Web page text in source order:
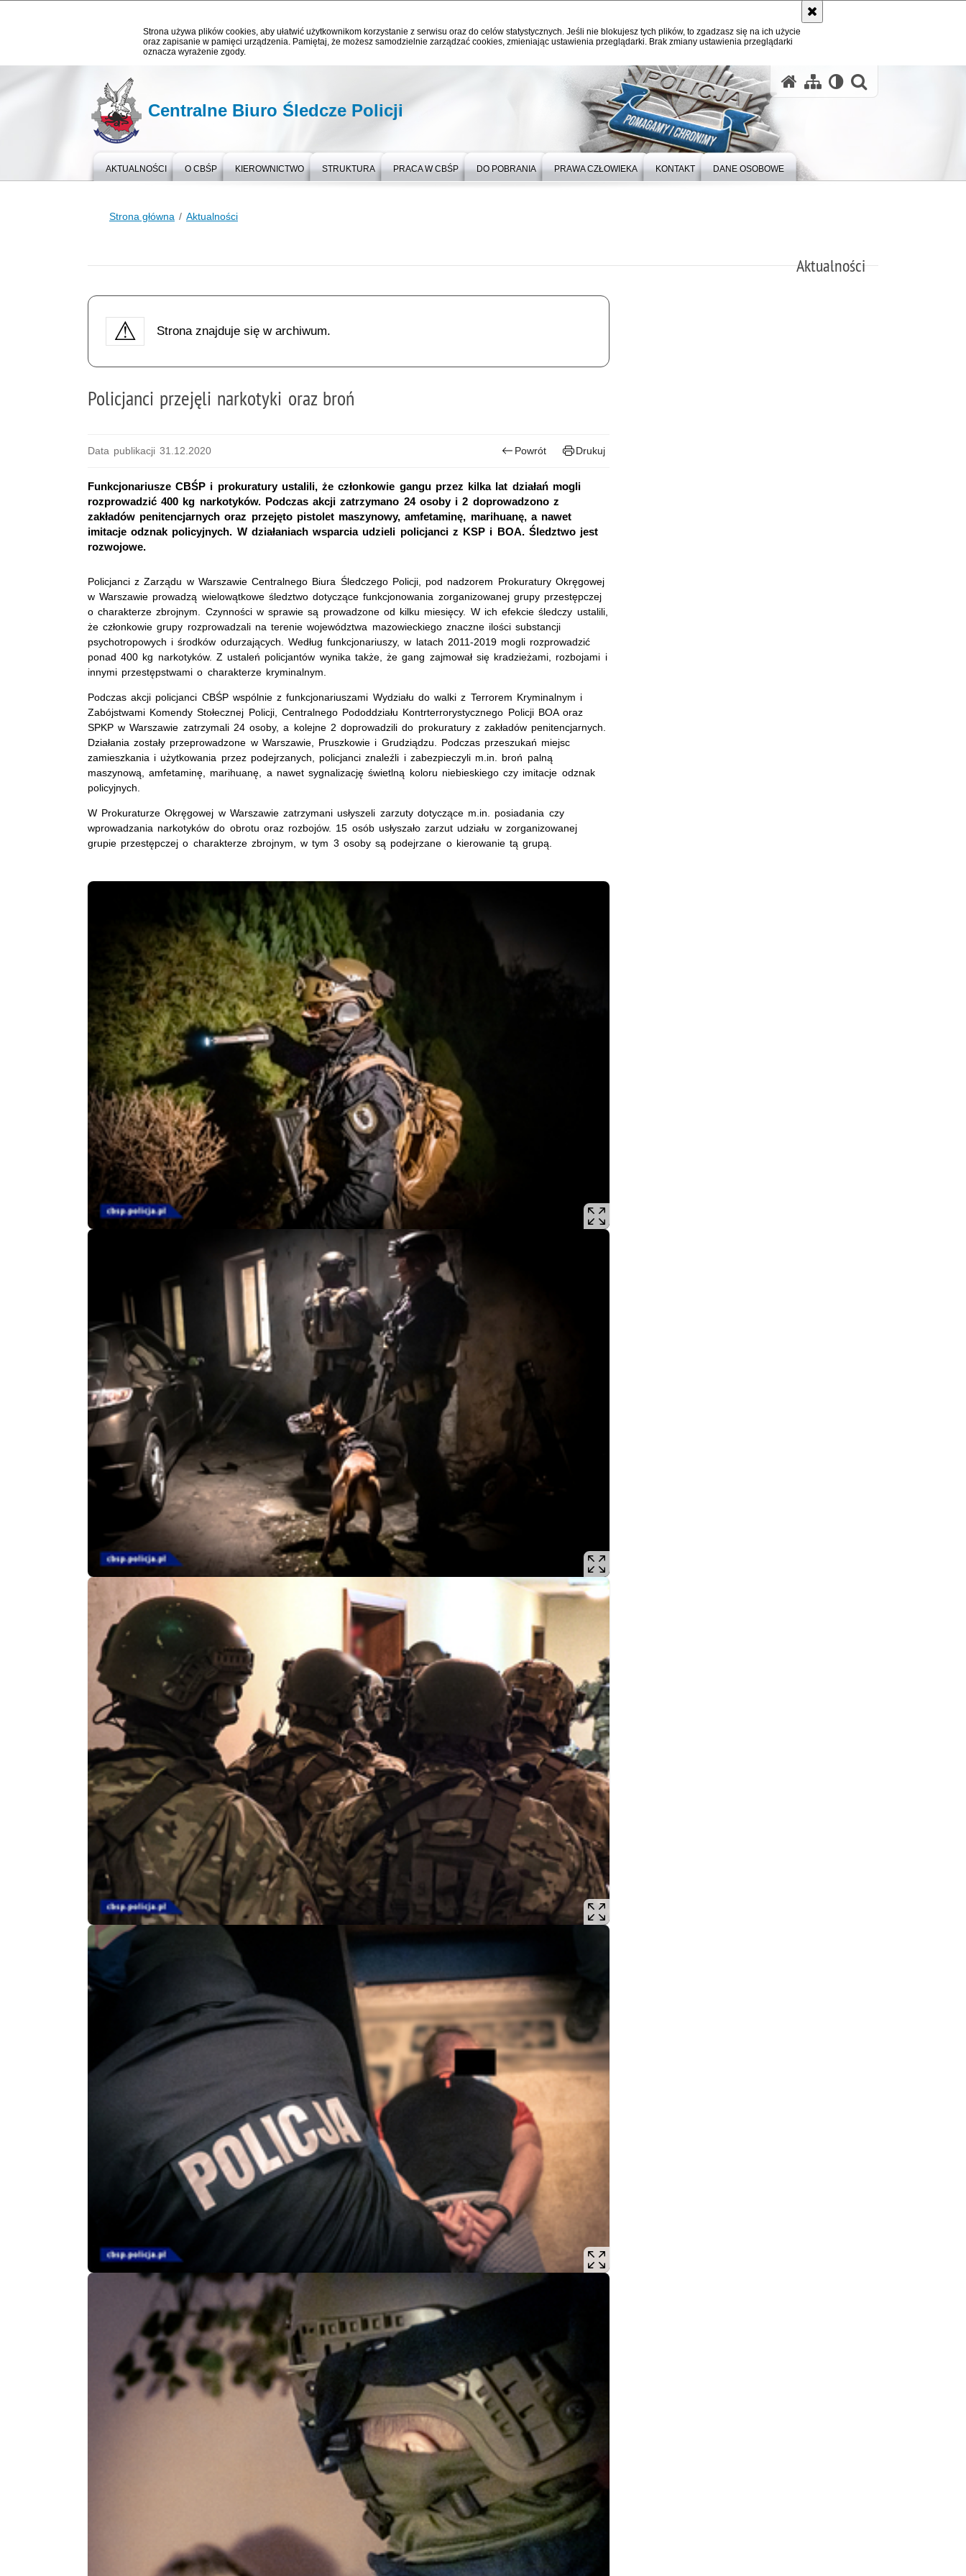
Strona używa plików cookies, aby ułatwić użytkownikom korzystanie z serwisu oraz do celów statystycznych. Jeśli nie blokujesz tych plików, to zgadzasz się na ich użycie
oraz zapisanie w pamięci urządzenia. Pamiętaj, że możesz samodzielnie zarządzać cookies, zmieniając ustawienia przeglądarki. Brak zmiany ustawienia przeglądarki
oznacza wyrażenie zgody.
Centralne Biuro Śledcze Policji
AKTUALNOŚCI O CBŚP KIEROWNICTWO STRUKTURA PRACA W CBŚP DO POBRANIA PRAWA CZŁOWIEKA KONTAKT DANE OSOBOWE
Strona główna Aktualności
Aktualności
Strona znajduje się w archiwum.
Policjanci przejęli narkotyki oraz broń
Data publikacji 31.12.2020 Powrót Drukuj
Funkcjonariusze CBŚP i prokuratury ustalili, że członkowie gangu przez kilka lat działań mogli
rozprowadzić 400 kg narkotyków. Podczas akcji zatrzymano 24 osoby i 2 doprowadzono z
zakładów penitencjarnych oraz przejęto pistolet maszynowy, amfetaminę, marihuanę, a nawet
imitacje odznak policyjnych. W działaniach wsparcia udzieli policjanci z KSP i BOA. Śledztwo jest
rozwojowe.
Policjanci z Zarządu w Warszawie Centralnego Biura Śledczego Policji, pod nadzorem Prokuratury Okręgowej
w Warszawie prowadzą wielowątkowe śledztwo dotyczące funkcjonowania zorganizowanej grupy przestępczej
o charakterze zbrojnym. Czynności w sprawie są prowadzone od kilku miesięcy. W ich efekcie śledczy ustalili,
że członkowie grupy rozprowadzali na terenie województwa mazowieckiego znaczne ilości substancji
psychotropowych i środków odurzających. Według funkcjonariuszy, w latach 2011-2019 mogli rozprowadzić
ponad 400 kg narkotyków. Z ustaleń policjantów wynika także, że gang zajmował się kradzieżami, rozbojami i
innymi przestępstwami o charakterze kryminalnym.
Podczas akcji policjanci CBŚP wspólnie z funkcjonariuszami Wydziału do walki z Terrorem Kryminalnym i
Zabójstwami Komendy Stołecznej Policji, Centralnego Pododdziału Kontrterrorystycznego Policji BOA oraz
SPKP w Warszawie zatrzymali 24 osoby, a kolejne 2 doprowadzili do prokuratury z zakładów penitencjarnych.
Działania zostały przeprowadzone w Warszawie, Pruszkowie i Grudziądzu. Podczas przeszukań miejsc
zamieszkania i użytkowania przez podejrzanych, policjanci znaleźli i zabezpieczyli m.in. broń palną
maszynową, amfetaminę, marihuanę, a nawet sygnalizację świetlną koloru niebieskiego czy imitacje odznak
policyjnych.
W Prokuraturze Okręgowej w Warszawie zatrzymani usłyszeli zarzuty dotyczące m.in. posiadania czy
wprowadzania narkotyków do obrotu oraz rozbojów. 15 osób usłyszało zarzut udziału w zorganizowanej
grupie przestępczej o charakterze zbrojnym, w tym 3 osoby są podejrzane o kierowanie tą grupą.